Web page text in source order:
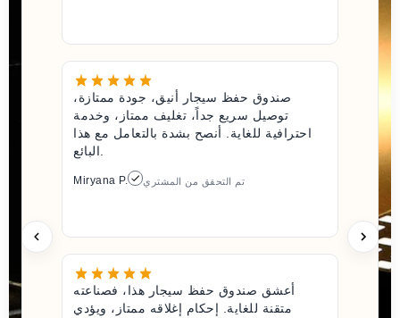
صندوق حفظ سيجار أنيق، جودة ممتازة،
توصيل سريع جداً، تغليف ممتاز، وخدمة
احترافية للغاية. أنصح بشدة بالتعامل مع هذا
البائع.
Miryana P. تم التحقق من المشتري
أعشق صندوق حفظ سيجار هذا، فصناعته
متقنة للغاية. إحكام إغلاقه ممتاز، ويؤدي